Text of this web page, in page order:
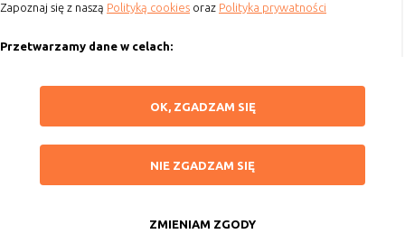
Zapoznaj się z naszą Polityką cookies oraz Polityka prywatności
Przetwarzamy dane w celach:
treści i reklam oraz ich pomiaru, tworzenia statystyk, poprawy
marketingowe lub prezentować je w serwisie.
OK, ZGADZAM SIĘ
NIE ZGADZAM SIĘ
ZMIENIAM ZGODY
NIE ZGADZAM SIĘ
Szybki kontakt
Godziny otwarcia: Pon.-Pt. 8-16
sklep@elektrozysk.pl
Dołącz do nas
Copyright 2015 by Elektrozysk.pl. Wszelkie prawa zastrzeżone.